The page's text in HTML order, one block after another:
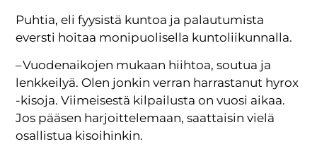
Puhtia, eli fyysistä kuntoa ja palautumista
eversti hoitaa monipuolisella kuntoliikunnalla.
– Vuodenaikojen mukaan hiihtoa, soutua ja
lenkkeilyä. Olen jonkin verran harrastanut hyrox
-kisoja. Viimeisestä kilpailusta on vuosi aikaa.
Jos pääsen harjoittelemaan, saattaisin vielä
osallistua kisoihinkin.